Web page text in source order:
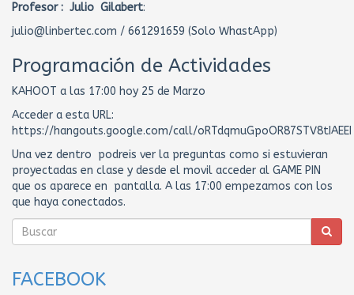
Profesor : Julio Gilabert:
julio@linbertec.com / 661291659 (Solo WhastApp)
Programación de Actividades
KAHOOT a las 17:00 hoy 25 de Marzo
Acceder a esta URL:
https://hangouts.google.com/call/oRTdqmuGpoOR87STV8tIAEEI
Una vez dentro podreis ver la preguntas como si estuvieran
proyectadas en clase y desde el movil acceder al GAME PIN
que os aparece en pantalla. A las 17:00 empezamos con los
que haya conectados.
FACEBOOK